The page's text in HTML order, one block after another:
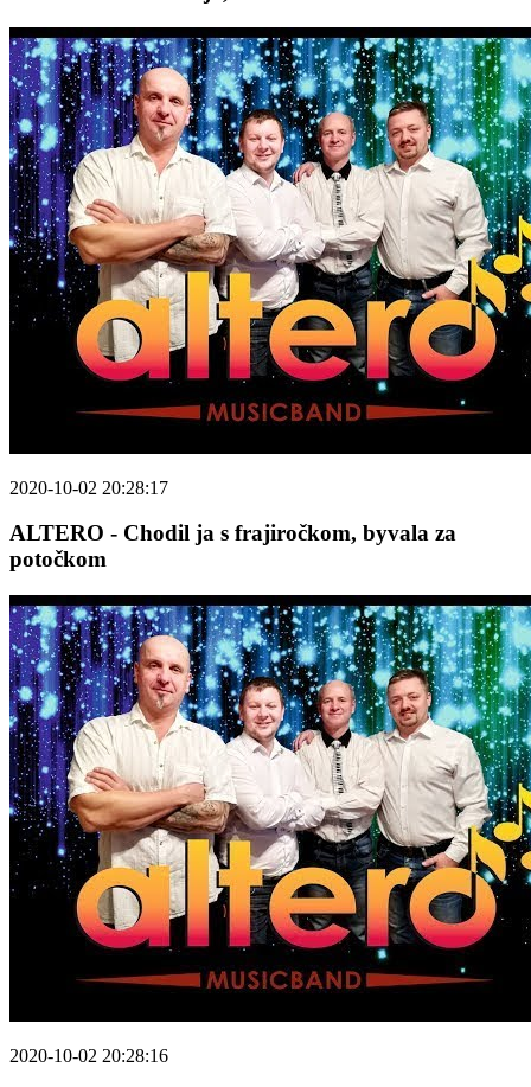
2020-10-02 20:28:17
ALTERO - Chodil ja s frajiročkom, byvala za
potočkom
2020-10-02 20:28:16